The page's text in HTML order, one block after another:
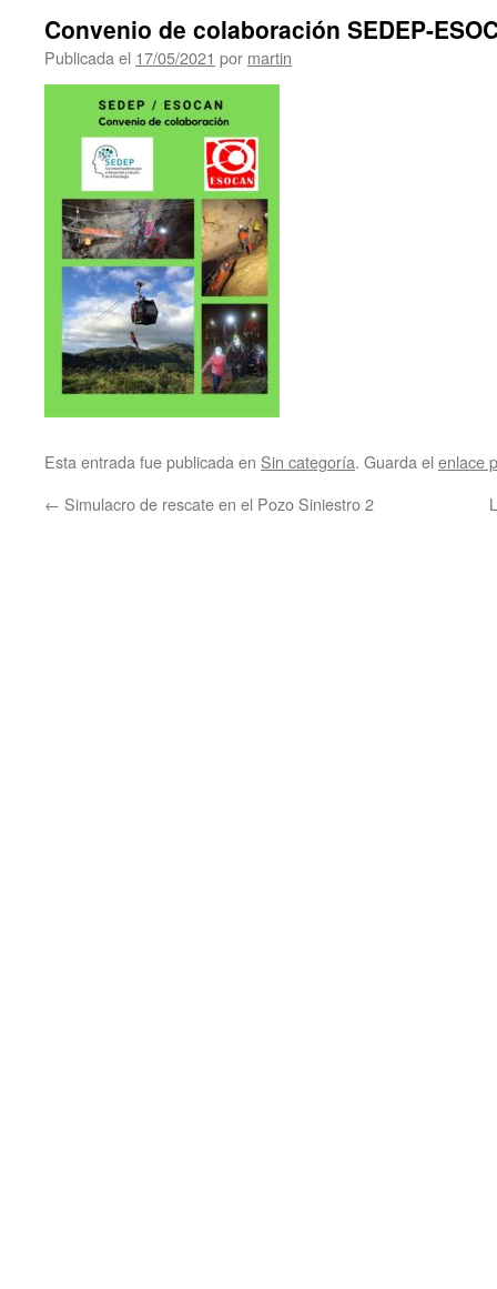
Convenio de colaboración SEDEP-
Publicada el 17/05/2021 por martin
Esta entrada fue publicada en Sin categoría. Guarda el enlace
← Simulacro de rescate en el Pozo Siniestro 2